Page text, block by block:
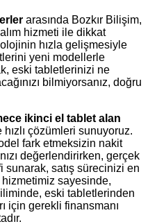
arasında Bozkır Bilişim,
hizmeti ile dikkat
hızla gelişmesiyle
yeni modellerle
eski tabletlerinizi ne
bilmiyorsanız, doğru
ikinci el tablet alan
çözümleri sunuyoruz.
fark etmeksizin nakit
değerlendirirken, gerçek
satış sürecinizi en
sayesinde,
eski tabletlerinden
için gerekli finansmanı